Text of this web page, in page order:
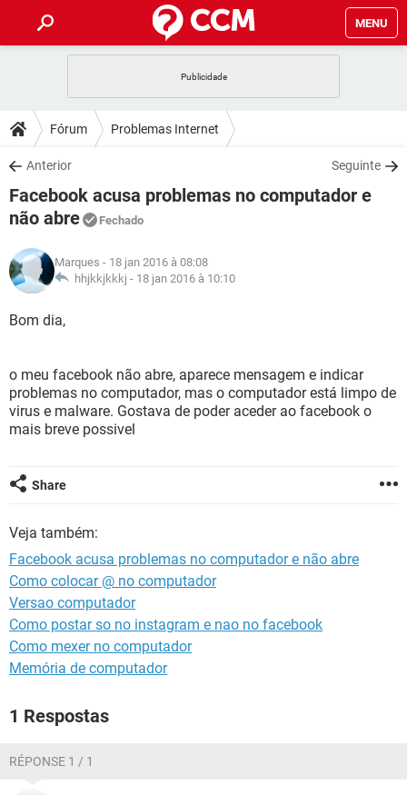
MENU
CELULAR FACEBOOK
OUTLOOK
INSTAGRAM GMAIL
GUIA DE COMPRAS
DICAS
JOGOS WHATSAPP
OUTLOOK
GUIA DE COMPRAS
DOWNLOADS
JOGOS WHATSAPP
CELULAR
OUTLOOK
INSTAGRAM
GUIA DE COMPRAS
FÓRUM
CELULAR FACEBOOK
GUIA DE COMPRAS
GLOSSÁRIO
JOGOS
CELULAR
INSTAGRAM GMAIL
GUIA DE COMPRAS
Fórum Problemas Internet
Anterior Seguinte
Facebook acusa problemas no computador e
não abre
Fechado
Marques - 18 jan 2016 à 08:08
hhjkkjkkkj - 18 jan 2016 à 10:10
Bom dia,
o meu facebook não abre, aparece mensagem e indicar
problemas no computador, mas o computador está limpo de
virus e malware. Gostava de poder aceder ao facebook o
mais breve possivel
Share
Veja também:
Facebook acusa problemas no computador e não abre
Como colocar @ no computador
Versao computador
Como postar so no instagram e nao no facebook
Como mexer no computador
Memória de computador
1 Respostas
RÉPONSE 1 / 1